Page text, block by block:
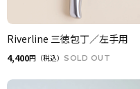
Riverline 三徳包丁／左手用
4,400円（税込） SOLD OUT